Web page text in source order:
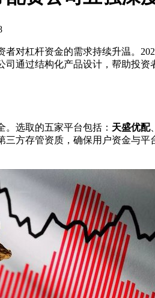
者对杠杆资金的需求持续升温。
司通过结构化产品设计，帮助投
选取的五家平台包括： 天盛优配、
三方存管资质，确保用户资金与平